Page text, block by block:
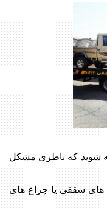
شوید که باطری مشکل
سقفی یا چراغ های